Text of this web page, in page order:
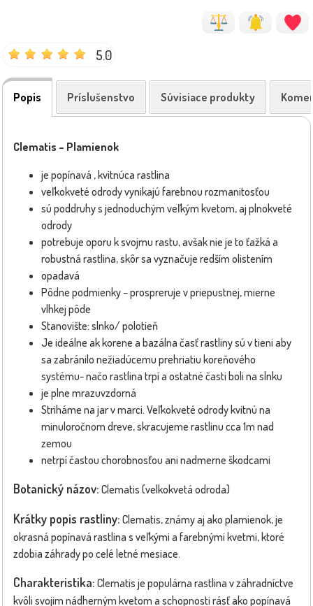
5.0
Popis Príslušenstvo Súvisiace produkty
Clematis – Plamienok
je popínavá , kvitnúca rastlina
veľkokveté odrody vynikajú farebnou rozmanitosťou
sú poddruhy s jednoduchým veľkým kvetom, aj plnokveté
odrody
potrebuje oporu k svojmu rastu, avšak nie je to ťažká a
robustná rastlina, skôr sa vyznačuje redším olistením
opadavá
Pôdne podmienky – prospreruje v priepustnej, mierne
vlhkej pôde
Stanovište: slnko/ polotieň
Je ideálne ak korene a bazálna časť rastliny sú v tieni aby
sa zabránilo nežiadúcemu prehriatiu koreňového
systému- načo rastlina trpí a ostatné časti boli na slnku
je plne mrazuvzdorná
Striháme na jar v marci. Veľkokveté odrody kvitnú na
minuloročnom dreve, skracujeme rastlinu cca 1m nad
zemou
netrpí častou chorobnosťou ani nadmerne škodcami
Botanický názov: Clematis (velkokvetá odroda)
Krátky popis rastliny: Clematis, známy aj ako plamienok, je
okrasná popínavá rastlina s veľkými a farebnými kvetmi, ktoré
zdobia záhrady po celé letné mesiace.
Charakteristika: Clematis je populárna rastlina v záhradníctve
kvôli svojim nádherným kvetom a schopnosti rásť ako popínavá